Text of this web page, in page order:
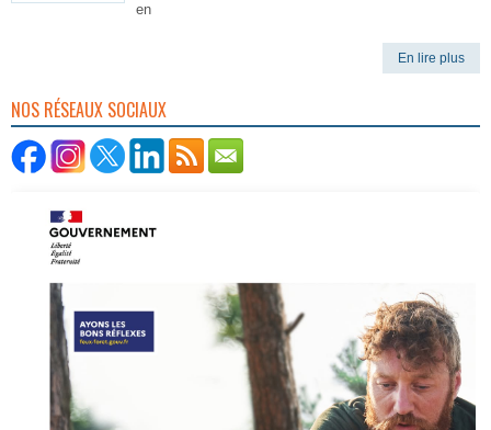
en
En lire plus
NOS RÉSEAUX SOCIAUX